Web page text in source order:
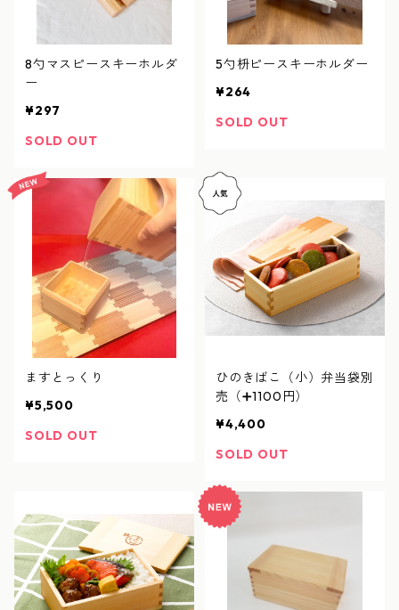
8勺マスピースキーホルダ
ー
¥297
SOLD OUT
5勺枡ピースキーホルダー
¥264
SOLD OUT
ますとっくり
¥5,500
SOLD OUT
ひのきばこ（小）弁当袋別
売（➕1100円）
¥4,400
SOLD OUT